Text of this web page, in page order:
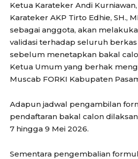
Ketua Karateker Andi
Karateker AKP Tirto Edhie, SH.,
sebagai anggota, akan
validasi terhadap seluruh
sebelum menetapkan bakal
Ketua Umum yang berhak
Muscab FORKI Kabupaten
Adapun jadwal pengambilan
pendaftaran bakal calon
7 hingga 9 Mei 2026.
Sementara pengembalian